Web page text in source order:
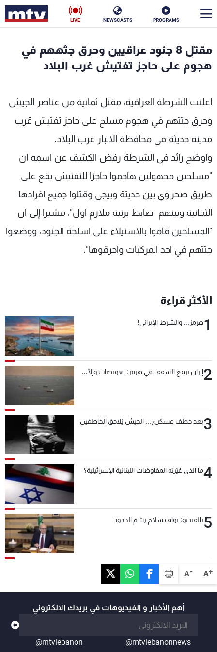
PROGRAMS
NEWSCASTS
LIVE
A+
A-
مقتل 8 جنود عراقيين وحرق جثههم في
هجوم على حاجز تفتيش غرب البلاد
اعلنت الشرطة العراقية، مقتل ثمانية من عناصر الجيش
وحرق جثثهم في هجوم مسلح على حاجز تفتيش قرب
مدينة حديثة في محافظة الانبار غرب البلاد.
واوضح رائد في الشرطة رفض الكشف عن اسمه ان
"مسلحين مجهولين هاجموا حاجزا للتفتيش يقع على
طريق صحراوي بين حديثة وبيجي وقتلوا جميع افرادها
الثمانية وبينهم ضابط برتبة ملازم اول"، مشيرا إلى ان
"المسلحين قاموا بالاستيلاء على اسلحة الجنود، ووضعوا
جثثهم في احد المركبات واحرقوها".
الأكثر قراءة
1هرمز... والشرط الإيراني!
2إيران ترفع السقف في هرمز: تعويضات وإلّا...
3بعد خطف عسكري... الجيش يُلاحق الخاطفين
4ما الذي غيّرته المفاوضات اللبنانية الإسرائيلية؟
5بالفيديو: نواف سلام رسّم الحدود
أهم الأخبار و الفيديوهات في بريدك الالكتروني
@mtvlebanonnews
@mtvlebanon
الأخبار
منوعات رياضة
كأس العالم
البرامج
جدول البرامج
شاهد البرامج